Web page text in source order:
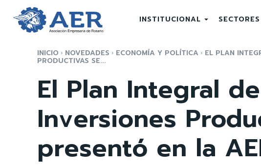
INSTITUCIONAL SECTORES
INICIO NOVEDADES ECONOMÍA Y POLÍTICA EL PLAN
PRODUCTIVAS SE...
El Plan Integral
Inversiones
presentó en la